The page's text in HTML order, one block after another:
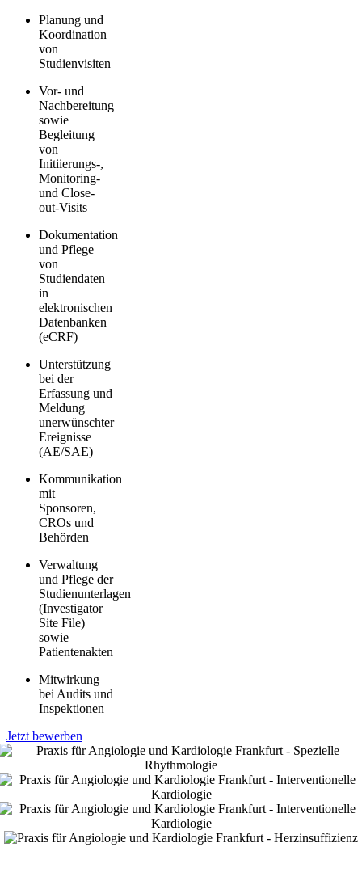
Planung und
Koordination
von
Studienvisiten
Vor- und
Nachbereitung
sowie
Begleitung
von
Initiierungs-,
Monitoring-
und Close-
out-Visits
Dokumentation
und Pflege
von
Studiendaten
in
elektronischen
Datenbanken
(eCRF)
Unterstützung
bei der
Erfassung und
Meldung
unerwünschter
Ereignisse
(AE/SAE)
Kommunikation
mit
Sponsoren,
CROs und
Behörden
Verwaltung
und Pflege der
Studienunterlagen
(Investigator
Site File)
sowie
Patientenakten
Mitwirkung
bei Audits und
Inspektionen
Jetzt bewerben